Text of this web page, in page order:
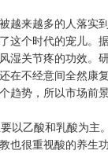
越来越多的人落实
这个时代的宠儿。
湿关节疼的功效。
在不经意间全然康
趋势，所以市场前
以乙酸和乳酸为主
也很重视酸的养生